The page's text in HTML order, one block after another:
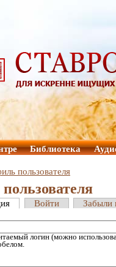
Библиотека
пользователя
Войти
Забыли
логин (можно